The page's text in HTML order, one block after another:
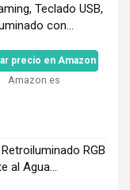
Teclado USB,
con...
precio en Amazon
Amazon.es
RGB
al Agua...